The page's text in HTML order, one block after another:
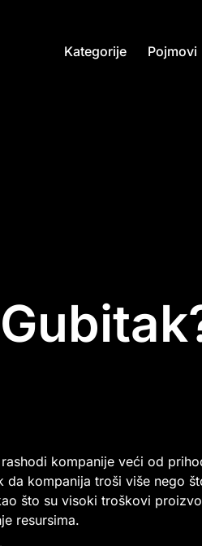
Kategorije Pojmovi
kompanije veći od
kompanija troši više nego
što su visoki troškovi
resursima.